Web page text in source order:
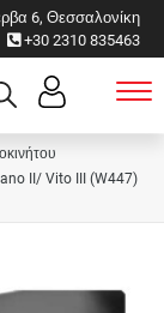
6, Θεσσαλονίκη
+30 2310 835463
II/ Vito III (W447)